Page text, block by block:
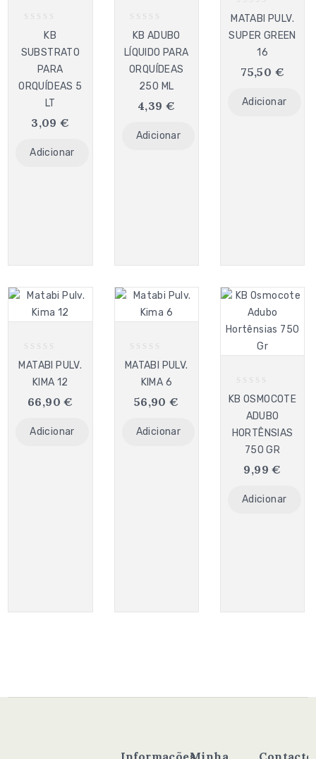
of
KB
SUBSTRATO
PARA
ORQUÍDEAS 5
LT
3,09€
Adicionar
out
of
5
KB ADUBO
LÍQUIDO PARA
ORQUÍDEAS
250 ML
4,39€
Adicionar
out
of
MATABI PULV.
SUPER GREEN
16
75,50 €
Adicionar
out
of
MATABI PULV.
KIMA 12
66,90€
Adicionar
out
MATABI PULV.
KIMA 6
56,90€
Adicionar
out
of
5
KB OSMOCOTE
ADUBO
HORTÊNSIAS
750 GR
9,99€
Adicionar